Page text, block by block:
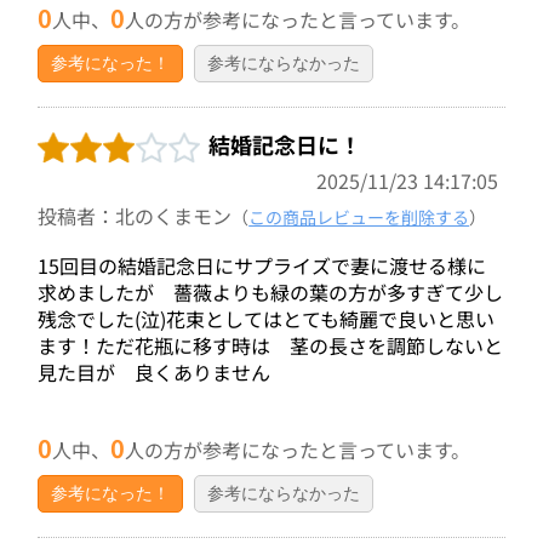
0人中、0人の方が参考になったと言っています。
参考になった！ 参考にならなかった
結婚記念日に！
2025/11/23 14:17:05
投稿者：北のくまモン （この商品レビューを削除する）
15回目の結婚記念日にサプライズで妻に渡せる様に
求めましたが 薔薇よりも緑の葉の方が多すぎて少し
残念でした(泣)花束としてはとても綺麗で良いと思い
ます！ただ花瓶に移す時は 茎の長さを調節しないと
見た目が 良くありません
0人中、0人の方が参考になったと言っています。
参考になった！ 参考にならなかった